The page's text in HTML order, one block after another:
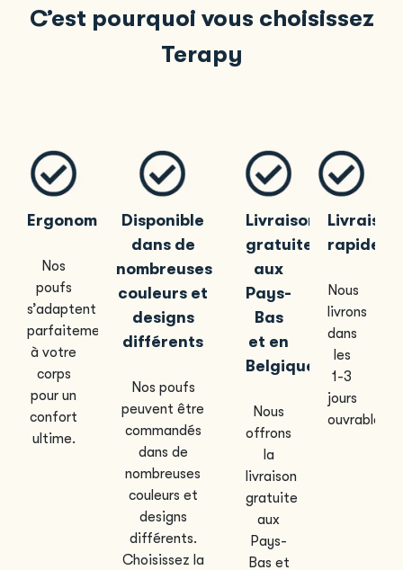
C’est pourquoi vous choisissez
Terapy
Ergonomique
Nos
poufs
s’adaptent
parfaitement
à votre
corps
pour un
confort
ultime.
Disponible
dans de
nombreuses
couleurs et
designs
différents
Nos poufs
peuvent être
commandés
dans de
nombreuses
couleurs et
designs
différents.
Choisissez la
Livraison
gratuite
aux
Pays-
Bas
et en
Belgique
Nous
offrons
la
livraison
gratuite
aux
Pays-
Bas et
Livraison
rapide
Nous
livrons
dans
les
1-3
jours
ouvrables.